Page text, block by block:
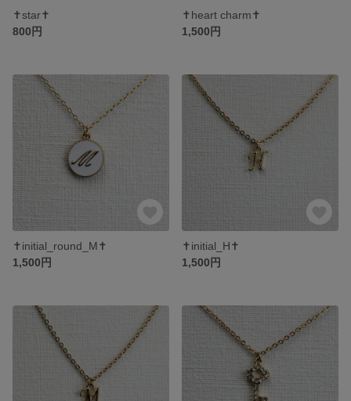
✝star✝
800円
✝heart charm✝
1,500円
✝initial_round_M✝
1,500円
✝initial_H✝
1,500円